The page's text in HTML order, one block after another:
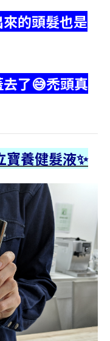
的頭髮也是
了😅禿頭真
寶養健髮液✨